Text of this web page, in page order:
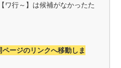
ワ行～】は候補がなかったた
ージのリンクへ移動しま